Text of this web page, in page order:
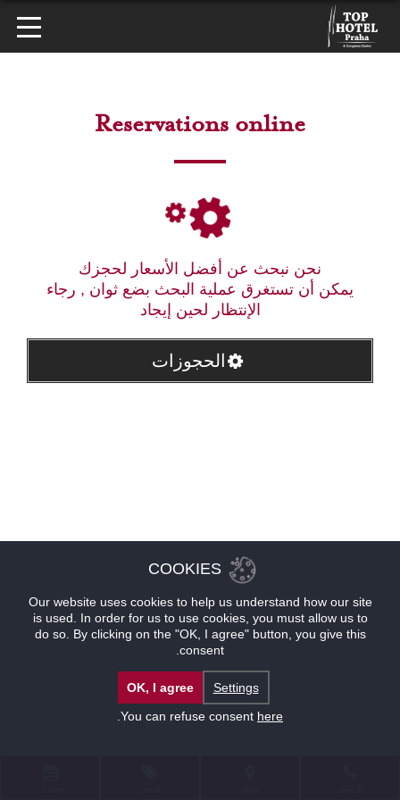
Reservations online
نحن نبحث عن أفضل الأسعار لحجزك
يمكن أن تستغرق عملية البحث بضع ثوان , رجاء
الإنتظار لحين إيجاد
الحجوزات
COOKIES
Our website uses cookies to help us understand how our site
is used. In order for us to use cookies, you must allow us to
do so. By clicking on the "OK, I agree" button, you give this
consent.
Settings
OK, I agree
You can refuse consent here
.